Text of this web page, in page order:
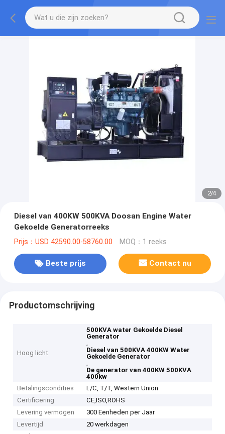
2/4
Diesel van 400KW 500KVA Doosan Engine Water
Gekoelde Generatorreeks
Prijs：USD 42590.00-58760.00 MOQ：1 reeks
Beste prijs Contact nu
Productomschrijving
Hoog licht
500KVA water Gekoelde Diesel
Generator
,
Diesel van 500KVA 400KW Water
Gekoelde Generator
,
De generator van 400KW 500KVA
400kw
Betalingscondities
L/C, T/T, Western Union
Certificering
CE,ISO,ROHS
Levering vermogen
300 Eenheden per Jaar
Levertijd
20 werkdagen